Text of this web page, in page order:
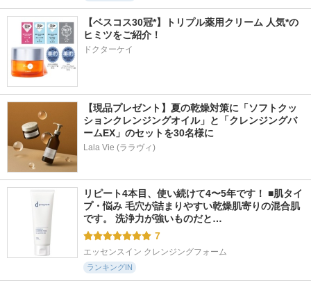
【ベスコス30冠*】トリプル薬用クリーム 人気*の
ヒミツをご紹介！
ドクターケイ
【現品プレゼント】夏の乾燥対策に「ソフトクッ
ションクレンジングオイル」と「クレンジングバ
ームEX」のセットを30名様に
Lala Vie (ララヴィ)
リピート4本目、使い続けて4〜5年です！ ■肌タイ
プ・悩み 毛穴が詰まりやすい乾燥肌寄りの混合肌
です。 洗浄力が強いものだと…
7
エッセンスイン クレンジングフォーム
ランキングIN